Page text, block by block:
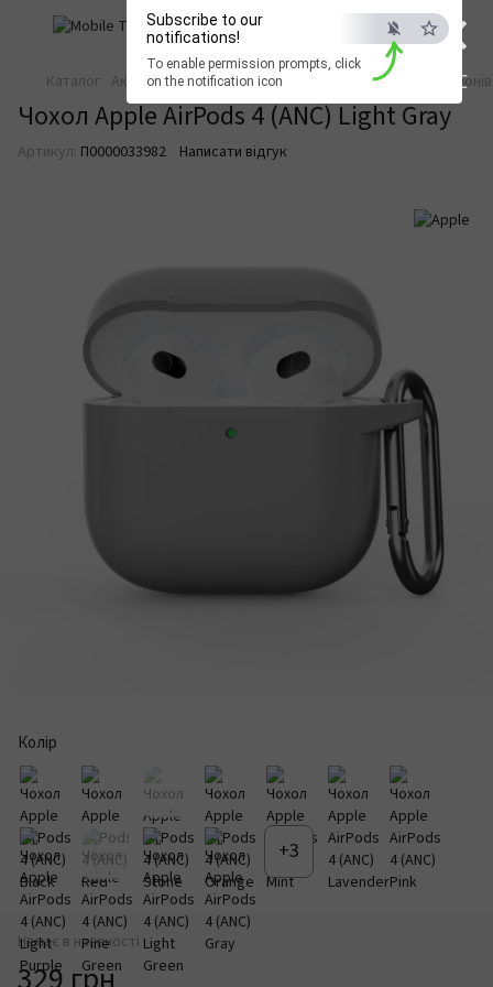
×
ESC
Subscribe to our
notifications!
To enable permission prompts, click
on the notification icon
Каталог Аксесуари для смартфонів Аксесуари для
Чохол Apple AirPods 4 (ANC) Light Gray
Артикул: П0000033982 Написати відгук
Колір
+3
Немає в наявності